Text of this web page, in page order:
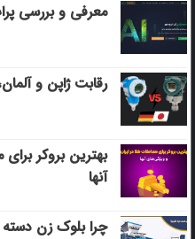
معرفی و بررسی پراپ
رقابت ژاپن و
بهترین بروکر
آنها
چرا بلوک زن دسته